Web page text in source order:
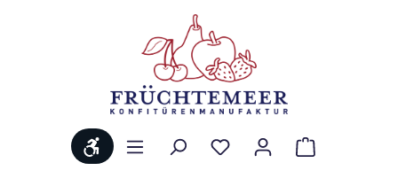
Zum Hauptinhalt springen
Werkzeugleiste anzeigenDu hast 0 Produkte